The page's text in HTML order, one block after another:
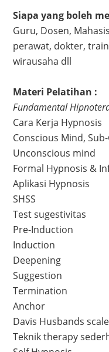
Siapa yang boleh
Guru, Dosen,
perawat, dokter,
wirausaha dll
Materi Pelatihan :
Fundamental
Cara Kerja Hypnosis
Conscious Mind,
Unconscious mind
Formal Hypnosis &
Aplikasi Hypnosis
SHSS
Test sugestivitas
Pre-Induction
Induction
Deepening
Suggestion
Termination
Anchor
Davis Husbands scale
Teknik therapy